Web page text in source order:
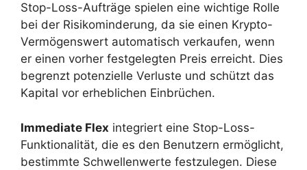
Stop-Loss-Aufträge spielen eine wichtige Rolle
bei der Risikominderung, da sie einen Krypto-
Vermögenswert automatisch verkaufen, wenn
er einen vorher festgelegten Preis erreicht. Dies
begrenzt potenzielle Verluste und schützt das
Kapital vor erheblichen Einbrüchen.
Immediate Flex integriert eine Stop-Loss-
Funktionalität, die es den Benutzern ermöglicht,
bestimmte Schwellenwerte festzulegen. Diese